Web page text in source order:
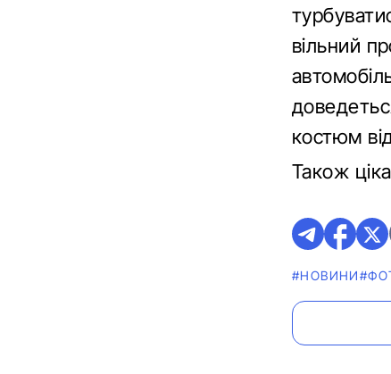
вільний
костюм
Також
#НОВИНИ